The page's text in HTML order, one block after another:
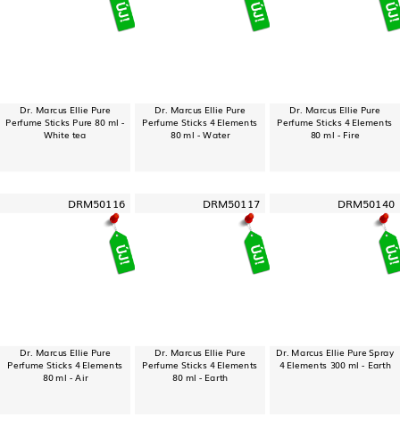
Dr. Marcus Ellie Pure
Perfume Sticks Pure 80 ml -
White tea
Dr. Marcus Ellie Pure
Perfume Sticks 4 Elements
80 ml - Water
Dr. Marcus Ellie Pure
Perfume Sticks 4 Elements
80 ml - Fire
DRM50116
Dr. Marcus Ellie Pure
Perfume Sticks 4 Elements
80 ml - Air
DRM50117
Dr. Marcus Ellie Pure
Perfume Sticks 4 Elements
80 ml - Earth
DRM50140
Dr. Marcus Ellie Pure Spray
4 Elements 300 ml - Earth